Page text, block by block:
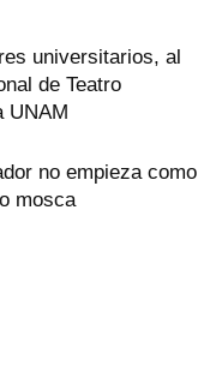
universitarios, al
de Teatro
UNAM
no empieza como
mosca